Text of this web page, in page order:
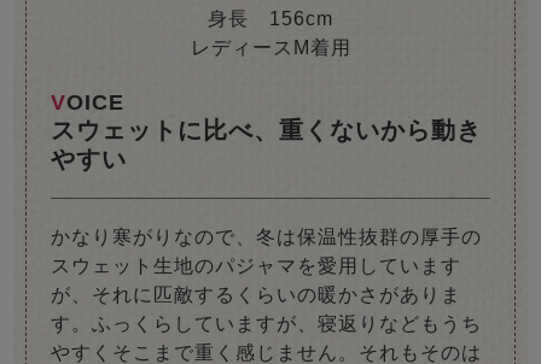
身長 156cm
レディースM着用
VOICE
スウェットに比べ、重くないから動き
やすい
かなり寒がりなので、冬は保温性抜群の厚手の
スウェット生地のパジャマを愛用しています
が、それに匹敵するくらいの暖かさがありま
す。ふっくらしていますが、寝返りなどもうち
やすくそこまで重く感じません。それもそのは